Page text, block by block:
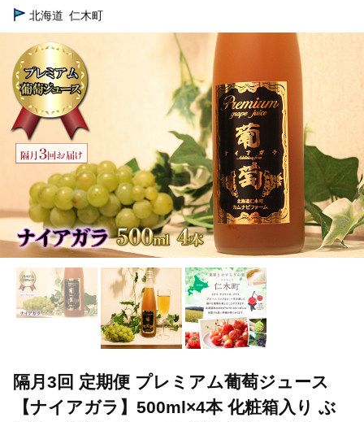
TOP
ソフトドリンク ジュース
北海道 仁木町
隔月3回 定期便 プレミアム葡萄ジュース
【ナイアガラ】500ml×4本 化粧箱入り ぶ